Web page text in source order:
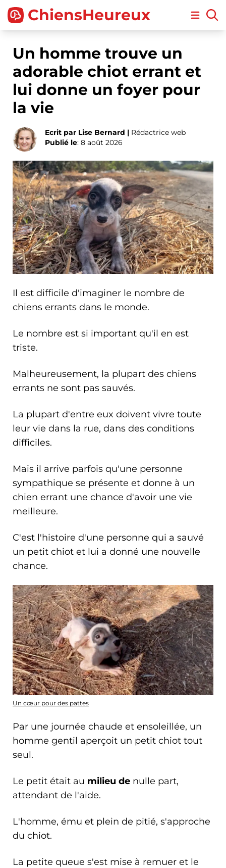
ChiensHeureux Open
Un homme trouve un
adorable chiot errant et
lui donne un foyer pour
la vie
Ecrit par Lise Bernard | Rédactrice web
Publié le: 8 août 2026
Il est difficile d'imaginer le nombre de
chiens errants dans le monde.
Le nombre est si important qu'il en est
triste.
Malheureusement, la plupart des chiens
errants ne sont pas sauvés.
La plupart d'entre eux doivent vivre toute
leur vie dans la rue, dans des conditions
difficiles.
Mais il arrive parfois qu'une personne
sympathique se présente et donne à un
chien errant une chance d'avoir une vie
meilleure.
C'est l'histoire d'une personne qui a sauvé
un petit chiot et lui a donné une nouvelle
chance.
Un cœur pour des pattes
Par une journée chaude et ensoleillée, un
homme gentil aperçoit un petit chiot tout
seul.
Le petit était au milieu de nulle part,
attendant de l'aide.
L'homme, ému et plein de pitié, s'approche
du chiot.
La petite queue s'est mise à remuer et le